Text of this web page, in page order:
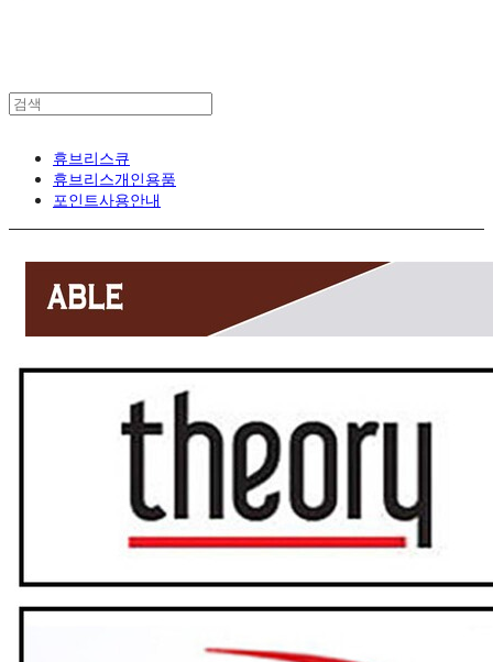
휴브리스큐
휴브리스개인용품
포인트사용안내